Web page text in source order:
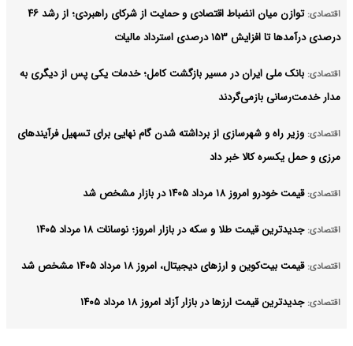
اقتصادی:
توازن میان انضباط اقتصادی و حمایت از شرکای راهبردی؛ از رشد ۴۶
درصدی درآمدها تا افزایش ۱۵۳ درصدی استرداد مالیات
اقتصادی: بانک ملی ایران در مسیر بازگشت کامل؛ خدمات یکی پس از دیگری به
مدار خدمت‌رسانی بازمی‌گردند
اقتصادی: وزیر راه و شهرسازی از برداشته شدن گام نهایی برای تسهیل فرآیندهای
مرزی و حمل یکسره کالا خبر داد
اقتصادی: قیمت خودرو امروز ۱۸ مرداد ۱۴۰۵ در بازار مشخص شد
اقتصادی: جدیدترین قیمت طلا و سکه در بازار امروز؛ نوسانات ۱۸ مرداد ۱۴۰۵
اقتصادی: قیمت بیت‌کوین و ارز‌های دیجیتال، امروز ۱۸ مرداد ۱۴۰۵ مشخص شد
اقتصادی: جدیدترین قیمت ارزها در بازار آزاد امروز ۱۸ مرداد ۱۴۰۵